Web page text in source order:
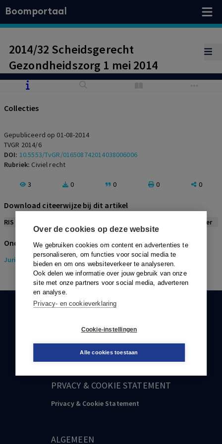
Over de cookies op deze website
We gebruiken cookies om content en advertenties te
personaliseren, om functies voor social media te
bieden en om ons websiteverkeer te analyseren.
Ook delen we informatie over jouw gebruik van onze
site met onze partners voor social media, adverteren
en analyse.
Privacy- en cookieverklaring
Cookie-instellingen
Alle cookies toestaan
Boomportaal
2014/32 Scheidsgerecht
Gezondheidszorg 1 mei 2014
Collecties
Gepubliceerd op 01-08-2014
TVGR 2014/6
DOI: 10.5553/TvGR/016508742014038006006
Rubriek: Civiel recht
3 0 0 0 0
Download citeerwijze bij dit artikel
RIS Vancouver
Onderwerpen
Juridisch> Gezondheidsrecht
088-0301000
klantenservice@boom.nl
PRVACY & COOKIE STATEMENT
Privacy & Cookie Statement
ALGEMEEN